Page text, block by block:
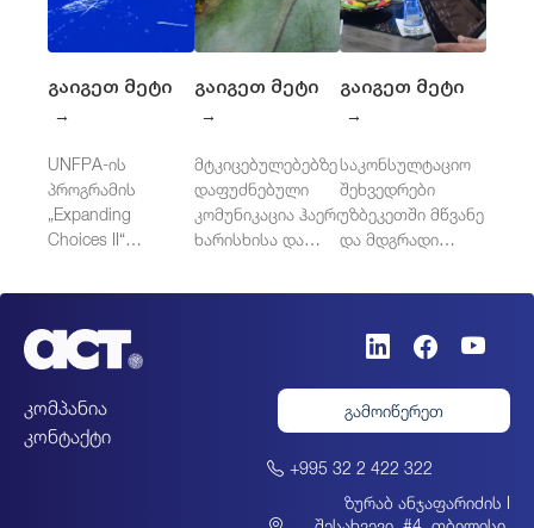
გაიგეთ მეტი
→
UNFPA-ის
პროგრამის
„Expanding
Choices II“
შეფასება
ბალკანეთში
გაიგეთ მეტი
→
მტკიცებულებებზე
დაფუძნებული
კომუნიკაცია ჰაერის
ხარისხისა და
გაიგეთ მეტი
→
საკონსულტაციო
შეხვედრები
უზბეკეთში მწვანე
და მდგრადი
შესყიდვების
კომპანია
კონტაქტი
გამოიწერეთ
+995 32 2 422 322
ზურაბ ანჯაფარიძის I